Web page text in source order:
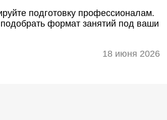
подготовку профессионалам.
формат занятий под ваши
18 июня 2026